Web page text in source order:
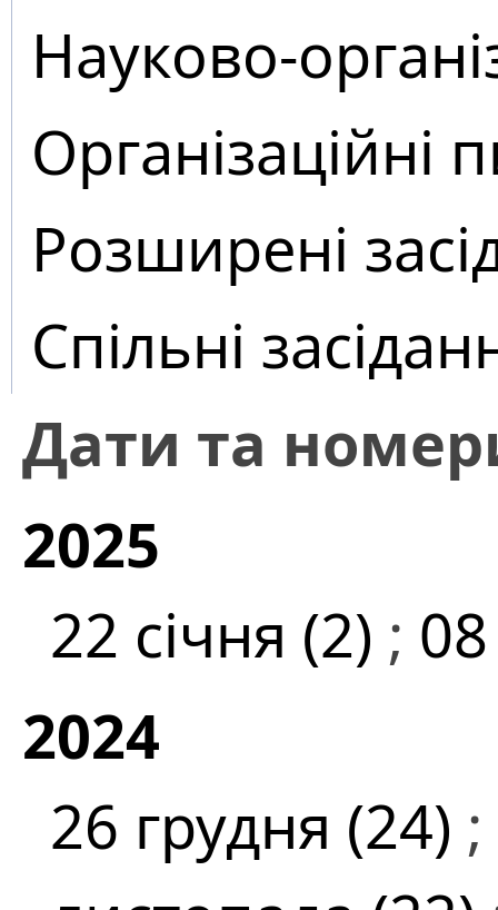
Науково-
Організаційні
Розширені
Спільні
Дати та
2025
22 січня (2) ;
2024
26 грудня (24) ;